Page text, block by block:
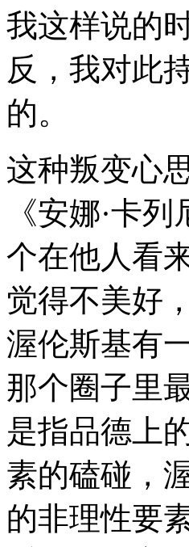
我这样说的
反，我对此
的。
这种叛变心
《安娜·卡
个在他人看
觉得不美好
渥伦斯基有
那个圈子里
是指品德上
素的磕碰，
的非理性要